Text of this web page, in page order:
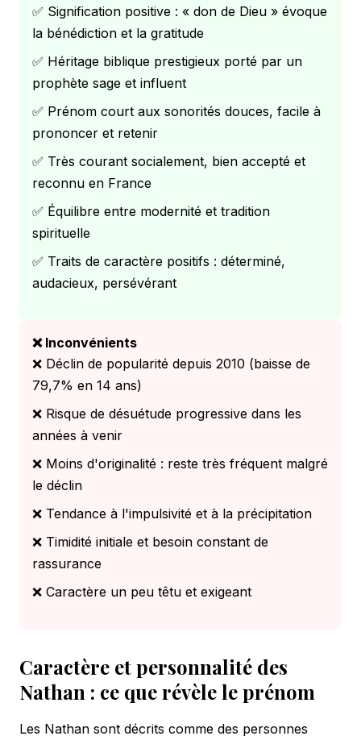
✅ Signification positive : « don de Dieu » évoque
la bénédiction et la gratitude
✅ Héritage biblique prestigieux porté par un
prophète sage et influent
✅ Prénom court aux sonorités douces, facile à
prononcer et retenir
✅ Très courant socialement, bien accepté et
reconnu en France
✅ Équilibre entre modernité et tradition
spirituelle
✅ Traits de caractère positifs : déterminé,
audacieux, persévérant
❌ Inconvénients
❌ Déclin de popularité depuis 2010 (baisse de
79,7% en 14 ans)
❌ Risque de désuétude progressive dans les
années à venir
❌ Moins d'originalité : reste très fréquent malgré
le déclin
❌ Tendance à l'impulsivité et à la précipitation
❌ Timidité initiale et besoin constant de
rassurance
❌ Caractère un peu têtu et exigeant
Caractère et personnalité des
Nathan : ce que révèle le prénom
Les Nathan sont décrits comme des personnes